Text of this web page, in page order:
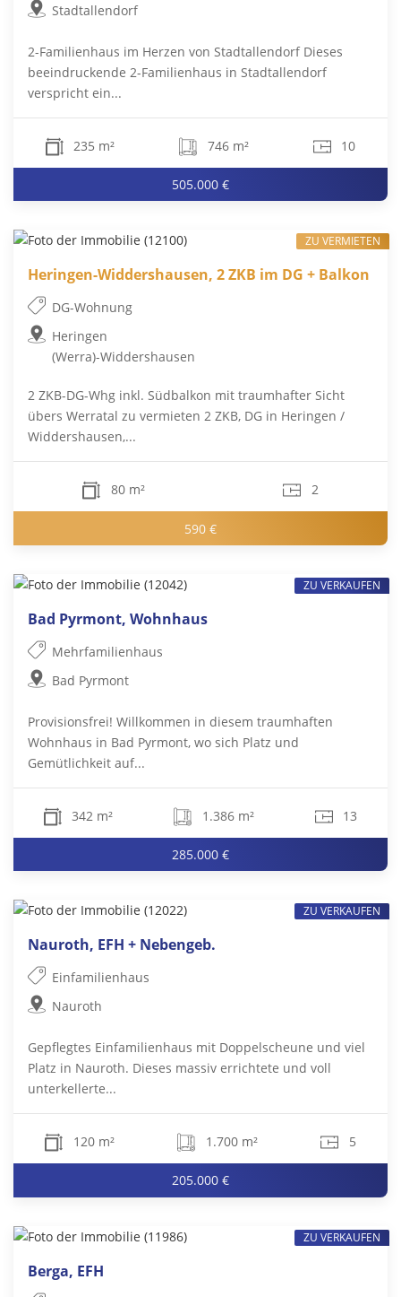
Stadtallendorf
2-Familienhaus im Herzen von Stadtallendorf Dieses
beeindruckende 2-Familienhaus in Stadtallendorf
verspricht ein...
235 m² 746 m² 10
505.000 €
Heringen-Widdershausen, 2 ZKB im DG + Balkon
DG-Wohnung
Heringen
(Werra)-Widdershausen
2 ZKB-DG-Whg inkl. Südbalkon mit traumhafter Sicht
übers Werratal zu vermieten 2 ZKB, DG in Heringen /
Widdershausen,...
80 m² 2
590 €
ZU VERMIETEN
Bad Pyrmont, Wohnhaus
Mehrfamilienhaus
Bad Pyrmont
Provisionsfrei! Willkommen in diesem traumhaften
Wohnhaus in Bad Pyrmont, wo sich Platz und
Gemütlichkeit auf...
342 m² 1.386 m² 13
285.000 €
ZU VERKAUFEN
Nauroth, EFH + Nebengeb.
Einfamilienhaus
Nauroth
Gepflegtes Einfamilienhaus mit Doppelscheune und viel
Platz in Nauroth. Dieses massiv errichtete und voll
unterkellerte...
120 m² 1.700 m² 5
205.000 €
ZU VERKAUFEN
Berga, EFH
ZU VERKAUFEN